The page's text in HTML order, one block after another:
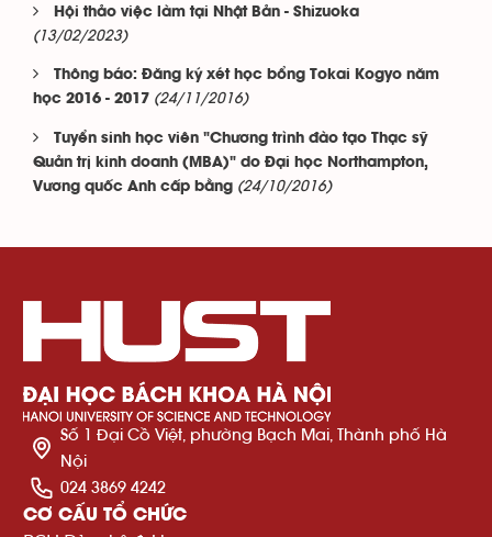
Hội thảo việc làm tại Nhật Bản - Shizuoka
(13/02/2023)
Thông báo: Đăng ký xét học bổng Tokai Kogyo năm
học 2016 - 2017 (24/11/2016)
Tuyển sinh học viên "Chương trình đào tạo Thạc sỹ
Quản trị kinh doanh (MBA)" do Đại học Northampton,
Vương quốc Anh cấp bằng (24/10/2016)
Số 1 Đại Cồ Việt, phường Bạch Mai, Thành phố Hà
Nội
024 3869 4242
CƠ CẤU TỔ CHỨC